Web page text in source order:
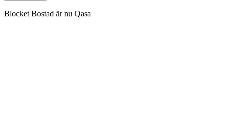
Blocket Bostad är nu Qasa